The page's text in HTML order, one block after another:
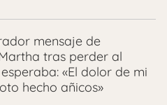
mensaje de
tras perder al
«El dolor de mi
hecho añicos»